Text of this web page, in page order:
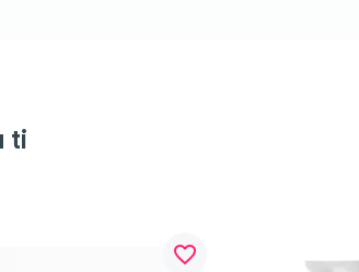
ti
favorite_border